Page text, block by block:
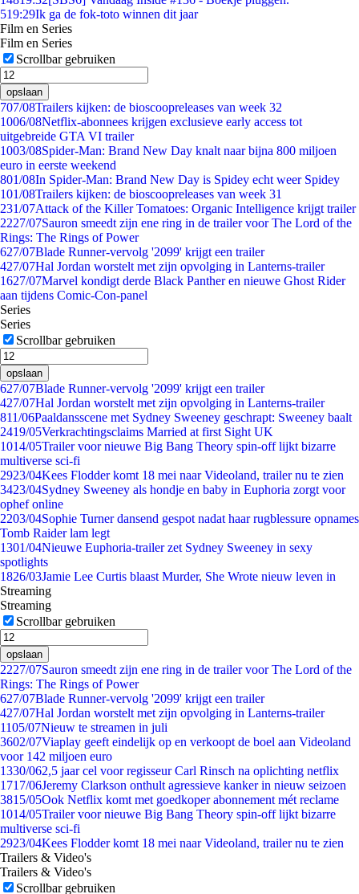
519:29Ik ga de fok-toto winnen dit jaar
Film en Series
Film en Series
Scrollbar gebruiken
opslaan
707/08Trailers kijken: de bioscoopreleases van week 32
1006/08Netflix-abonnees krijgen exclusieve early access tot
uitgebreide GTA VI trailer
1003/08Spider-Man: Brand New Day knalt naar bijna 800 miljoen
euro in eerste weekend
801/08In Spider-Man: Brand New Day is Spidey echt weer Spidey
101/08Trailers kijken: de bioscoopreleases van week 31
231/07Attack of the Killer Tomatoes: Organic Intelligence krijgt trailer
2227/07Sauron smeedt zijn ene ring in de trailer voor The Lord of the
Rings: The Rings of Power
627/07Blade Runner-vervolg '2099' krijgt een trailer
427/07Hal Jordan worstelt met zijn opvolging in Lanterns-trailer
1627/07Marvel kondigt derde Black Panther en nieuwe Ghost Rider
aan tijdens Comic-Con-panel
Series
Series
Scrollbar gebruiken
opslaan
627/07Blade Runner-vervolg '2099' krijgt een trailer
427/07Hal Jordan worstelt met zijn opvolging in Lanterns-trailer
811/06Paaldansscene met Sydney Sweeney geschrapt: Sweeney baalt
2419/05Verkrachtingsclaims Married at first Sight UK
1014/05Trailer voor nieuwe Big Bang Theory spin-off lijkt bizarre
multiverse sci-fi
2923/04Kees Flodder komt 18 mei naar Videoland, trailer nu te zien
3423/04Sydney Sweeney als hondje en baby in Euphoria zorgt voor
ophef online
2203/04Sophie Turner dansend gespot nadat haar rugblessure opnames
Tomb Raider lam legt
1301/04Nieuwe Euphoria-trailer zet Sydney Sweeney in sexy
spotlights
1826/03Jamie Lee Curtis blaast Murder, She Wrote nieuw leven in
Streaming
Streaming
Scrollbar gebruiken
opslaan
2227/07Sauron smeedt zijn ene ring in de trailer voor The Lord of the
Rings: The Rings of Power
627/07Blade Runner-vervolg '2099' krijgt een trailer
427/07Hal Jordan worstelt met zijn opvolging in Lanterns-trailer
1105/07Nieuw te streamen in juli
3602/07Viaplay geeft eindelijk op en verkoopt de boel aan Videoland
voor 142 miljoen euro
1330/062,5 jaar cel voor regisseur Carl Rinsch na oplichting netflix
1717/06Jeremy Clarkson onthult agressieve kanker in nieuw seizoen
3815/05Ook Netflix komt met goedkoper abonnement mét reclame
1014/05Trailer voor nieuwe Big Bang Theory spin-off lijkt bizarre
multiverse sci-fi
2923/04Kees Flodder komt 18 mei naar Videoland, trailer nu te zien
Trailers & Video's
Trailers & Video's
Scrollbar gebruiken